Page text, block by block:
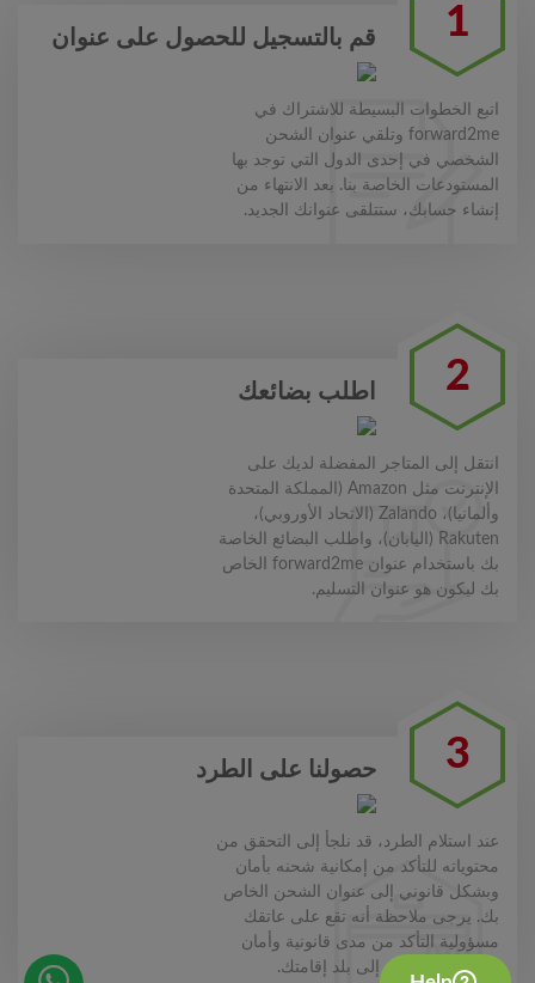
1 قم بالتسجيل للحصول على عنوان
اتبع الخطوات البسيطة للاشتراك في
forward2me وتلقي عنوان الشحن
الشخصي في إحدى الدول التي توجد بها
المستودعات الخاصة بنا. بعد الانتهاء من
إنشاء حسابك، ستتلقى عنوانك الجديد.
2 اطلب بضائعك
انتقل إلى المتاجر المفضلة لديك على
الإنترنت مثل Amazon (المملكة المتحدة
وألمانيا)، Zalando (الاتحاد الأوروبي)،
Rakuten (اليابان)، واطلب البضائع الخاصة
بك باستخدام عنوان forward2me الخاص
بك ليكون هو عنوان التسليم.
3 حصولنا على الطرد
عند استلام الطرد، قد نلجأ إلى التحقق من
محتوياته للتأكد من إمكانية شحنه بأمان
وبشكل قانوني إلى عنوان الشحن الخاص
بك. يرجى ملاحظة أنه تقع على عاتقك
مسؤولية التأكد من مدى قانونية وأمان
العناصر المرسلة إلى بلد إقامتك.